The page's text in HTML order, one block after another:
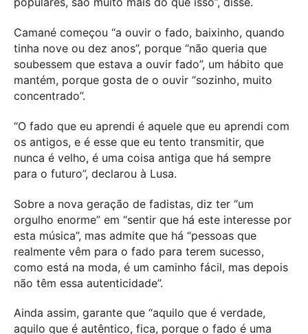
Camané começou “a ouvir o fado, baixinho, quando
tinha nove ou dez anos”, porque “não queria que
soubessem que estava a ouvir fado”, um hábito que
mantém, porque gosta de o ouvir “sozinho, muito
concentrado”.
“O fado que eu aprendi é aquele que eu aprendi com
os antigos, e é esse que eu tento transmitir, que
nunca é velho, é uma coisa antiga que há sempre
para o futuro”, declarou à Lusa.
Sobre a nova geração de fadistas, diz ter “um
orgulho enorme” em “sentir que há este interesse por
esta música”, mas admite que há “pessoas que
realmente vêm para o fado para terem sucesso,
como está na moda, é um caminho fácil, mas depois
não têm essa autenticidade”.
Ainda assim, garante que “aquilo que é verdade,
aquilo que é autêntico, fica, porque o fado é uma